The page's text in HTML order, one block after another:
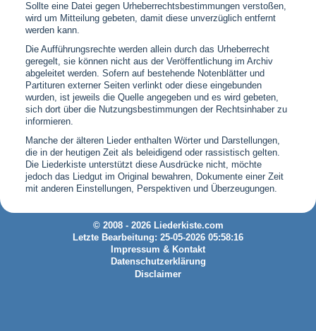
Sollte eine Datei gegen Urheberrechtsbestimmungen verstoßen,
wird um Mitteilung gebeten, damit diese unverzüglich entfernt
werden kann.
Die Aufführungsrechte werden allein durch das Urheberrecht
geregelt, sie können nicht aus der Veröffentlichung im Archiv
abgeleitet werden. Sofern auf bestehende Notenblätter und
Partituren externer Seiten verlinkt oder diese eingebunden
wurden, ist jeweils die Quelle angegeben und es wird gebeten,
sich dort über die Nutzungsbestimmungen der Rechtsinhaber zu
informieren.
Manche der älteren Lieder enthalten Wörter und Darstellungen,
die in der heutigen Zeit als beleidigend oder rassistisch gelten.
Die Liederkiste unterstützt diese Ausdrücke nicht, möchte
jedoch das Liedgut im Original bewahren, Dokumente einer Zeit
mit anderen Einstellungen, Perspektiven und Überzeugungen.
© 2008 - 2026 Liederkiste.com
Letzte Bearbeitung: 25-05-2026 05:58:16
Impressum & Kontakt
Datenschutzerklärung
Disclaimer